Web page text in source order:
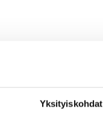
Yksityiskohdat